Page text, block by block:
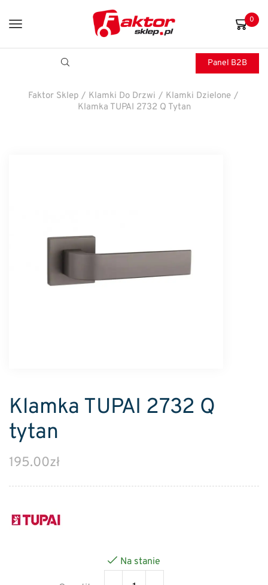
0
Panel B2B
Faktor Sklep / Klamki Do Drzwi / Klamki Dzielone /
Klamka TUPAI 2732 Q Tytan
Klamka TUPAI 2732 Q
tytan
195.00zł
Na stanie